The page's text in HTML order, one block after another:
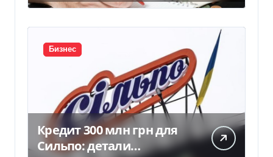
Бизнес
Кредит 300 млн грн для
Сильпо: детали